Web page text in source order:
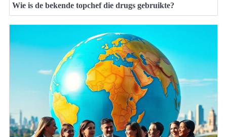
Wie is de bekende topchef die drugs gebruikte?